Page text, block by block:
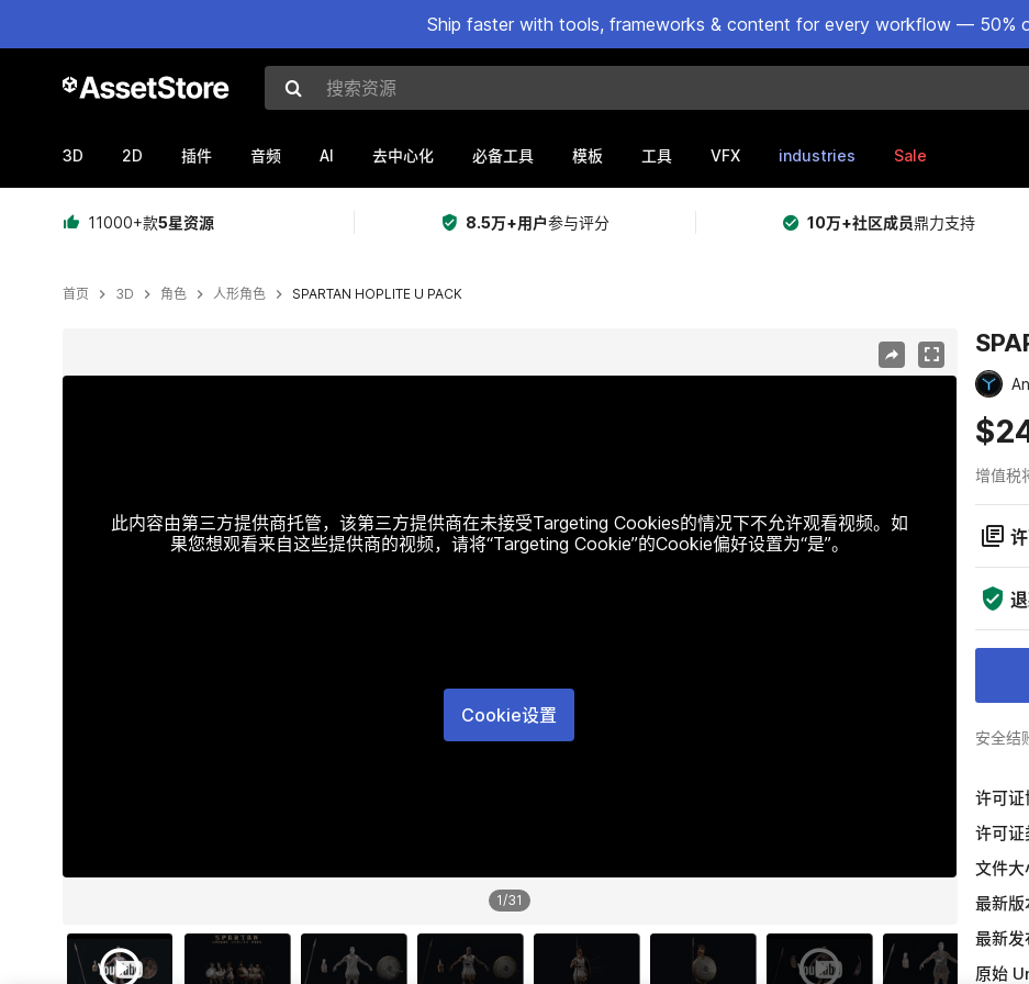
Ship faster with tools, frameworks & content for every workflow — 50%
搜索资源
3D 2D 插件 音频 AI 去中心化 必备工具 模板 工具 VFX industries Sale
11000+款5星资源 8.5万+用户参与评分 10万+社区成员鼎力支持
首页 3D 角色 人形角色 SPARTAN HOPLITE U PACK
此内容由第三方提供商托管，该第三方提供商在未接受Targeting Cookies的情况下不允许观看视频。如
果您想观看来自这些提供商的视频，请将“Targeting Cookie”的Cookie偏好设置为“是”。
Cookie设置
1/31
增值税
安全结
许可证
许可证
文件大
最新版
最新发
原始